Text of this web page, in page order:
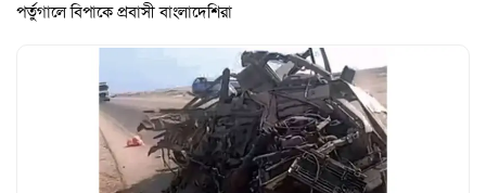
পর্তুগালে বিপাকে প্রবাসী বাংলাদেশিরা